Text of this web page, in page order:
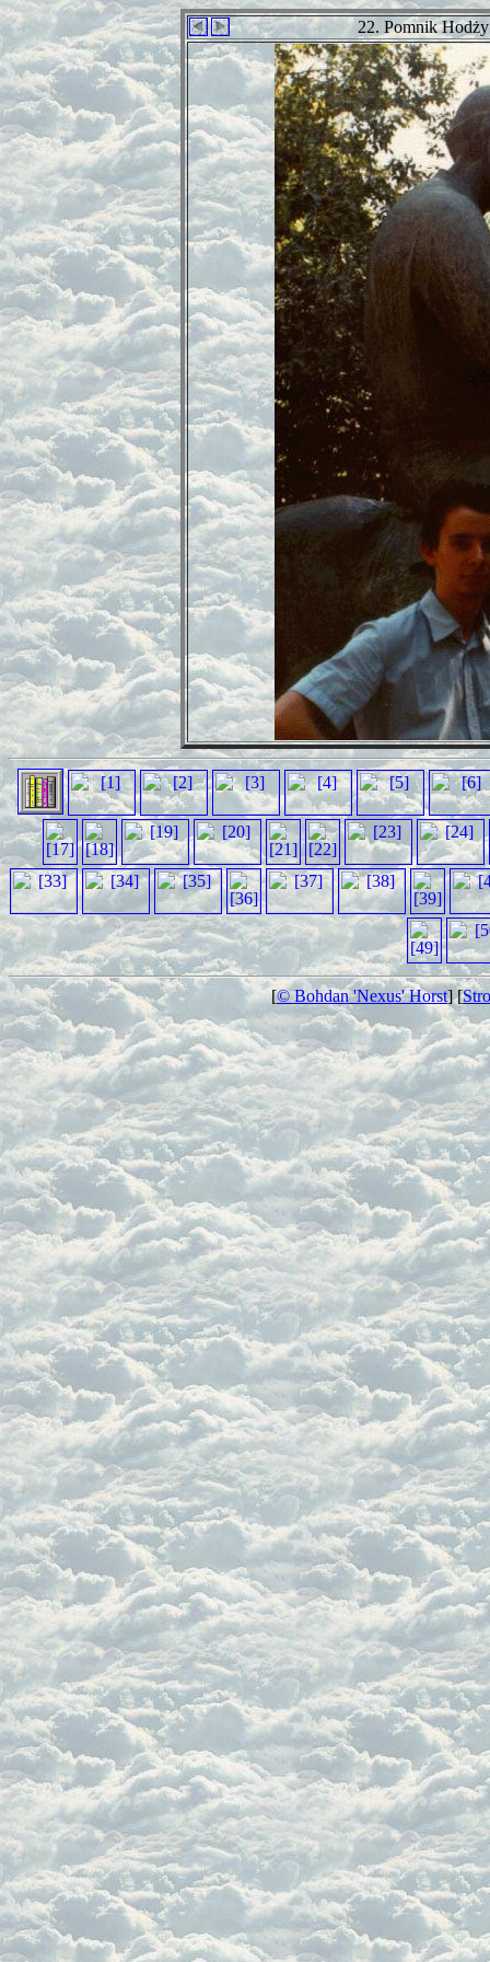
22. Pomnik
[© Bohdan 'Nexus' Horst] [